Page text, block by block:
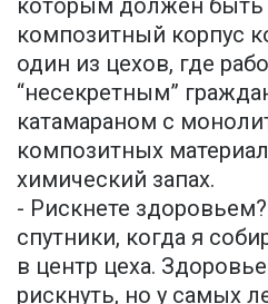
которым должен быть
композитный корпус
один из цехов, где
“несекретным”
катамараном с
композитных
химический запах.
- Рискнете
спутники, когда я
в центр цеха.
рискнуть, но у самых